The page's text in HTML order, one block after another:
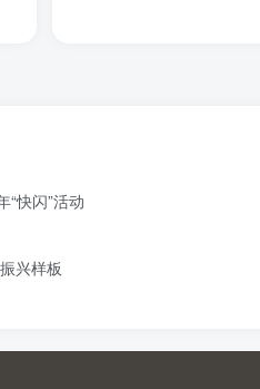
“快闪”活动
兴样板